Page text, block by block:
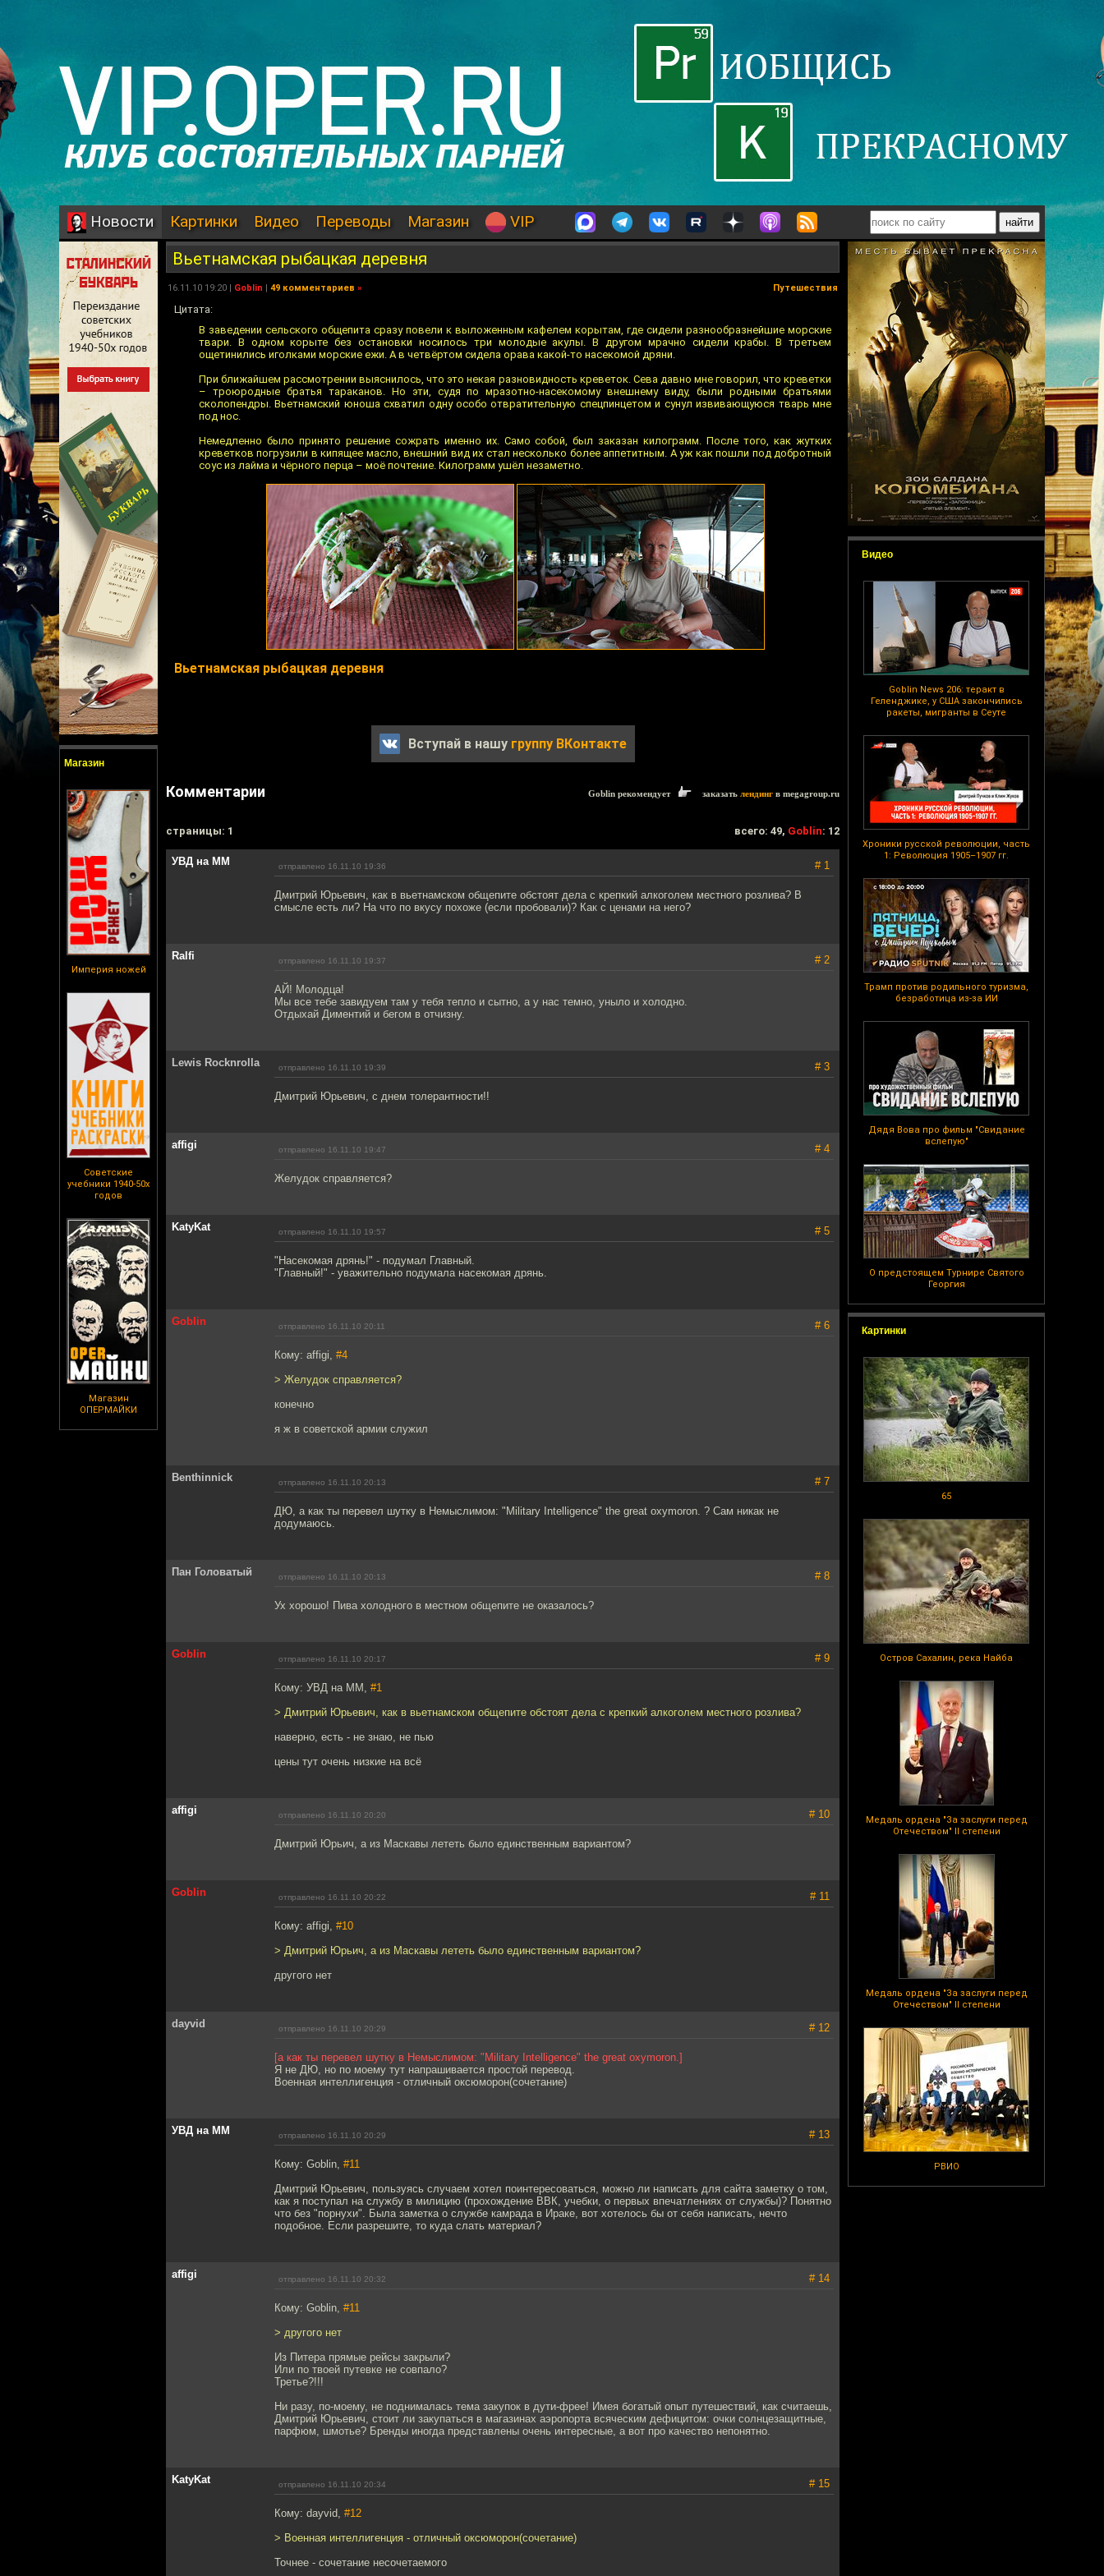
Новости Картинки Видео Переводы Магазин VIP
Магазин
Империя ножей
Советские
учебники 1940-50х
годов
Магазин
ОПЕРМАЙКИ
Видео
Goblin News 206: теракт в
Геленджике, у США закончились
ракеты, мигранты в Сеуте
Хроники русской революции, часть
1: Революция 1905–1907 гг.
Трамп против родильного туризма,
безработица из-за ИИ
Дядя Вова про фильм "Свидание
вслепую"
О предстоящем Турнире Святого
Георгия
Картинки
65
Остров Сахалин, река Найба
Медаль ордена "За заслуги перед
Отечеством" II степени
Медаль ордена "За заслуги перед
Отечеством" II степени
РВИО
Вьетнамская рыбацкая деревня
16.11.10 19:20 | Goblin | 49 комментариев » Путешествия
Цитата:
В заведении сельского общепита сразу повели к выложенным кафелем корытам, где сидели разнообразнейшие морские
твари. В одном корыте без остановки носилось три молодые акулы. В другом мрачно сидели крабы. В третьем
ощетинились иголками морские ежи. А в четвёртом сидела орава какой-то насекомой дряни.
При ближайшем рассмотрении выяснилось, что это некая разновидность креветок. Сева давно мне говорил, что креветки
– троюродные братья тараканов. Но эти, судя по мразотно-насекомому внешнему виду, были родными братьями
сколопендры. Вьетнамский юноша схватил одну особо отвратительную спецпинцетом и сунул извивающуюся тварь мне
под нос.
Немедленно было принято решение сожрать именно их. Само собой, был заказан килограмм. После того, как жутких
креветков погрузили в кипящее масло, внешний вид их стал несколько более аппетитным. А уж как пошли под добротный
соус из лайма и чёрного перца – моё почтение. Килограмм ушёл незаметно.
Вьетнамская рыбацкая деревня
Вступай в нашу группу ВКонтакте
Комментарии Goblin рекомендует заказать лендинг в megagroup.ru
cтраницы: 1 всего: 49, Goblin: 12
УВД на ММ отправлено 16.11.10 19:36 # 1
Дмитрий Юрьевич, как в вьетнамском общепите обстоят дела с крепкий алкоголем местного розлива? В
смысле есть ли? На что по вкусу похоже (если пробовали)? Как с ценами на него?
Ralfi отправлено 16.11.10 19:37 # 2
АЙ! Молодца!
Мы все тебе завидуем там у тебя тепло и сытно, а у нас темно, уныло и холодно.
Отдыхай Диментий и бегом в отчизну.
Lewis Rocknrolla отправлено 16.11.10 19:39 # 3
Дмитрий Юрьевич, с днем толерантности!!
affigi отправлено 16.11.10 19:47 # 4
Желудок справляется?
KatyKat отправлено 16.11.10 19:57 # 5
"Насекомая дрянь!" - подумал Главный.
"Главный!" - уважительно подумала насекомая дрянь.
Goblin отправлено 16.11.10 20:11 # 6
Кому: affigi, #4
> Желудок справляется?
конечно
я ж в советской армии служил
Benthinnick отправлено 16.11.10 20:13 # 7
ДЮ, а как ты перевел шутку в Немыслимом: "Military Intelligence" the great oxymoron. ? Сам никак не
додумаюсь.
Пан Головатый отправлено 16.11.10 20:13 # 8
Ух хорошо! Пива холодного в местном общепите не оказалось?
Goblin отправлено 16.11.10 20:17 # 9
Кому: УВД на ММ, #1
> Дмитрий Юрьевич, как в вьетнамском общепите обстоят дела с крепкий алкоголем местного розлива?
наверно, есть - не знаю, не пью
цены тут очень низкие на всё
affigi отправлено 16.11.10 20:20 # 10
Дмитрий Юрьич, а из Маскавы лететь было единственным вариантом?
Goblin отправлено 16.11.10 20:22 # 11
Кому: affigi, #10
> Дмитрий Юрьич, а из Маскавы лететь было единственным вариантом?
другого нет
dayvid отправлено 16.11.10 20:29 # 12
[а как ты перевел шутку в Немыслимом: "Military Intelligence" the great oxymoron.]
Я не ДЮ, но по моему тут напрашивается простой перевод.
Военная интеллигенция - отличный оксюморон(сочетание)
УВД на ММ отправлено 16.11.10 20:29 # 13
Кому: Goblin, #11
Дмитрий Юрьевич, пользуясь случаем хотел поинтересоваться, можно ли написать для сайта заметку о том,
как я поступал на службу в милицию (прохождение ВВК, учебки, о первых впечатлениях от службы)? Понятно
что без "порнухи". Была заметка о службе камрада в Ираке, вот хотелось бы от себя написать, нечто
подобное. Если разрешите, то куда слать материал?
affigi отправлено 16.11.10 20:32 # 14
Кому: Goblin, #11
> другого нет
Из Питера прямые рейсы закрыли?
Или по твоей путевке не совпало?
Третье?!!!
Ни разу, по-моему, не поднималась тема закупок в дути-фрее! Имея богатый опыт путешествий, как считаешь,
Дмитрий Юрьевич, стоит ли закупаться в магазинах аэропорта всяческим дефицитом: очки солнцезащитные,
парфюм, шмотье? Бренды иногда представлены очень интересные, а вот про качество непонятно.
KatyKat отправлено 16.11.10 20:34 # 15
Кому: dayvid, #12
> Военная интеллигенция - отличный оксюморон(сочетание)
Точнее - сочетание несочетаемого